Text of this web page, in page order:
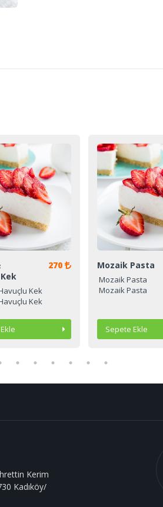
Mozaik Pasta 320
Mozaik Pasta
Sipariş Ver
Mozaik Pasta
Sepete Ekle
Kerim
Kadıköy/